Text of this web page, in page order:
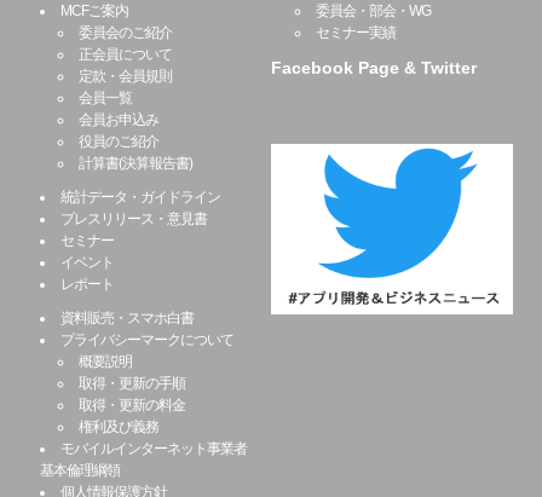
MCFご案内
委員会のご紹介
正会員について
定款・会員規則
会員一覧
会員お申込み
役員のご紹介
計算書(決算報告書)
統計データ・ガイドライン
プレスリリース・意見書
セミナー
イベント
レポート
資料販売・スマホ白書
プライバシーマークについて
概要説明
取得・更新の手順
取得・更新の料金
権利及び義務
モバイルインターネット事業者
基本倫理綱領
個人情報保護方針
委員会・部会・WG
セミナー実績
Facebook Page & Twitter